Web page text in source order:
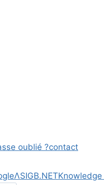
oublié ?contact
ΛSIGB.NET